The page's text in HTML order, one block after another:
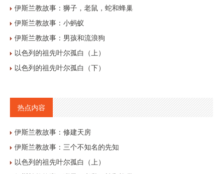
伊斯兰教故事：狮子，老鼠，蛇和蜂巢
伊斯兰教故事：小蚂蚁
伊斯兰教故事：男孩和流浪狗
以色列的祖先叶尔孤白（上）
以色列的祖先叶尔孤白（下）
热点内容
伊斯兰教故事：修建天房
伊斯兰教故事：三个不知名的先知
以色列的祖先叶尔孤白（上）